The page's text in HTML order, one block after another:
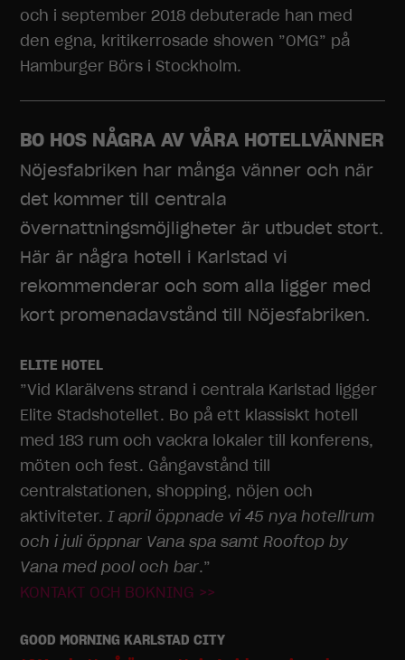
och i september 2018 debuterade han med
den egna, kritikerrosade showen ”OMG” på
Hamburger Börs i Stockholm.
BO HOS NÅGRA AV VÅRA HOTELLVÄNNER
Nöjesfabriken har många vänner och när
det kommer till centrala
övernattningsmöjligheter är utbudet stort.
Här är några hotell i Karlstad vi
rekommenderar och som alla ligger med
kort promenadavstånd till Nöjesfabriken.
ELITE HOTEL
”Vid Klarälvens strand i centrala Karlstad ligger
Elite Stadshotellet. Bo på ett klassiskt hotell
med 183 rum och vackra lokaler till konferens,
möten och fest. Gångavstånd till
centralstationen, shopping, nöjen och
aktiviteter.I april öppnade vi 45 nya hotellrum
och i juli öppnar Vana spa samt Rooftop by
Vana med pool och bar.”
KONTAKT OCH BOKNING >>
GOOD MORNING KARLSTAD CITY